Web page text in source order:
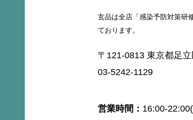
玄品は全店「感染予防対策研
ております。
〒121-0813 東京都足
03-5242-1129
営業時間
16:00-